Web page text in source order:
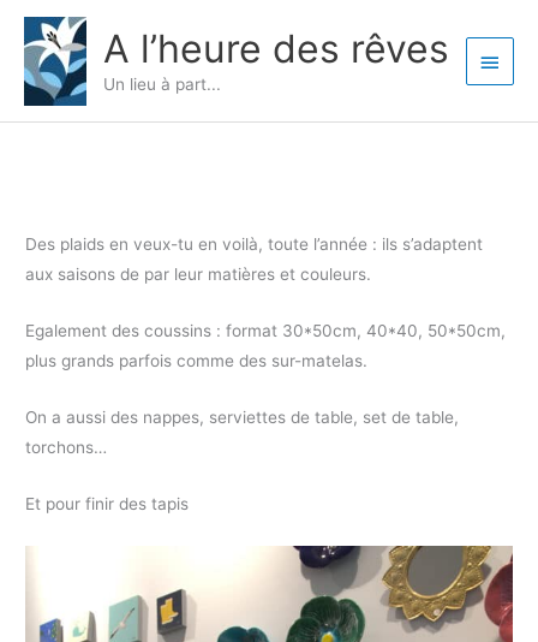
Aller
contenu
A l’heure des rêves
Un lieu à part...
Des plaids en veux-tu en voilà, toute l’année : ils s’adaptent
aux saisons de par leur matières et couleurs.
Egalement des coussins : format 30*50cm, 40*40, 50*50cm,
plus grands parfois comme des sur-matelas.
On a aussi des nappes, serviettes de table, set de table,
torchons…
Et pour finir des tapis